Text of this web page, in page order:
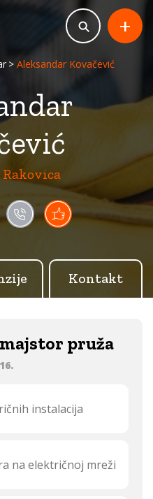
Aleksandar Kovačević
+
Kontakt
pruža
instalacija
na električnoj mreži